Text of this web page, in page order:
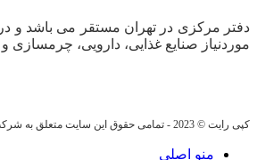
دفتر مرکزی در تهران مستقر می باشد و در
موردنیاز صنایع غذایی، دارویی،
کپی رایت © 2023 - تمامی حقوق این سایت متعلق به شرکت پارس مهر شیمی شایسته می باشد.
منو اصلی